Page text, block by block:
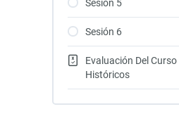
Sesión 5
Sesión 6
Evaluación Del
Históricos